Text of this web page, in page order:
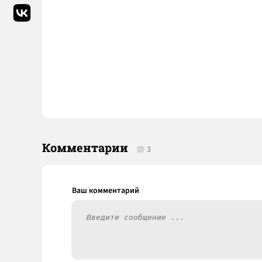
Комментарии 3